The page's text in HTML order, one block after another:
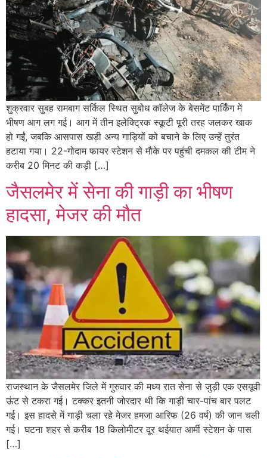
शुक्रवार सुबह रामबाग सर्किल स्थित सुबोध कॉलेज के बेसमेंट पार्किंग में
भीषण आग लग गई। आग में तीन इलेक्ट्रिक स्कूटी पूरी तरह जलकर खाक
हो गईं, जबकि आसपास खड़ी अन्य गाड़ियों को बचाने के लिए उन्हें तुरंत
हटाया गया। 22-गोदाम फायर स्टेशन से मौके पर पहुंची दमकल की टीम ने
करीब 20 मिनट की कड़ी […]
जैसलमेर में सेना की गाड़ी का भीषण
हादसा, मेजर की मौत
राजस्थान के जैसलमेर जिले में गुरुवार की मध्य रात सेना से जुड़ी एक एसयूवी
ऊंट से टकरा गई। टक्कर इतनी जोरदार थी कि गाड़ी चार-पांच बार पलट
गई। इस हादसे में गाड़ी चला रहे मेजर हमजा आरिफ (26 वर्ष) की जान चली
गई। घटना शहर से करीब 18 किलोमीटर दूर थईयात आर्मी स्टेशन के पास
[…]